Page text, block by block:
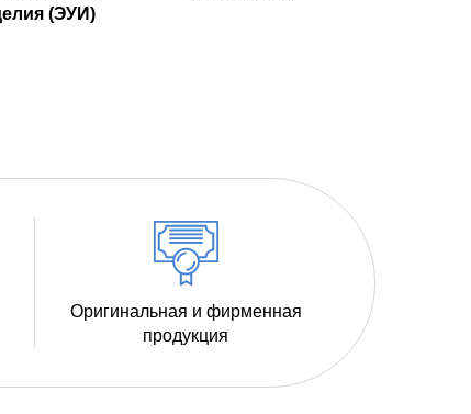
(ЭУИ)
Оригинальная и фирменная
продукция